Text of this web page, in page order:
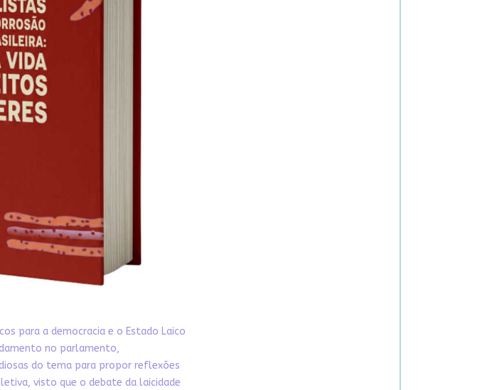
para a democracia e o Estado Laico
no parlamento,
do tema para propor reflexões
visto que o debate da laicidade